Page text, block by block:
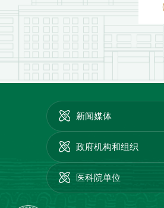
新闻媒体
政府机构和组织
医科院单位